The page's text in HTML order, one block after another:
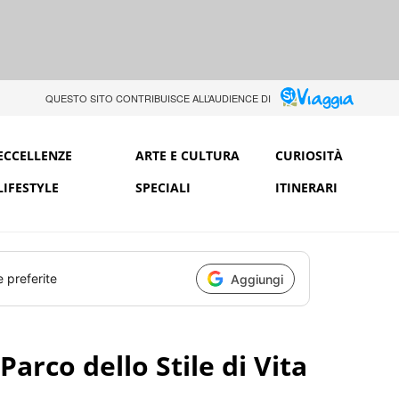
QUESTO SITO CONTRIBUISCE ALL’AUDIENCE DI
ARTE E CULTURA
CURIOSITÀ
SPECIALI ITINERARI
preferite Aggiungi
dello Stile di Vita